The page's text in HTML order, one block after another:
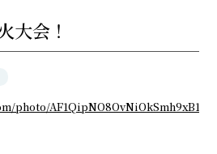
大会！
photo/